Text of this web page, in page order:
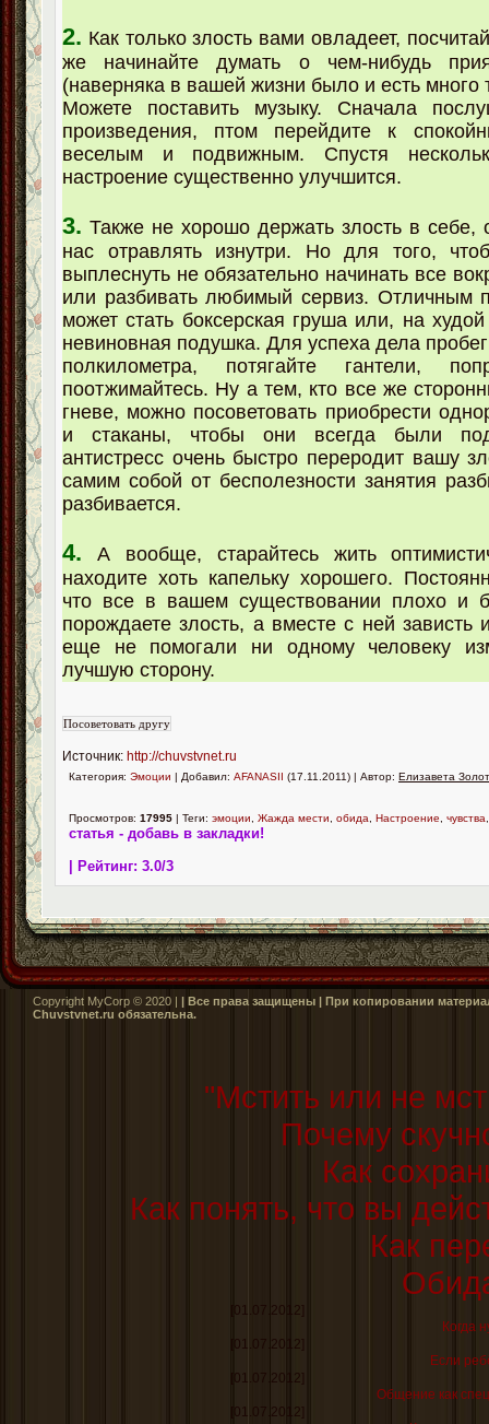
2. Как только злость вами овладеет,
же начинайте думать о чем-нибудь
(наверняка в вашей жизни было и есть много
Можете поставить музыку. Сначала
произведения, птом перейдите к
веселым и подвижным. Спустя
настроение существенно улучшится.
3. Также не хорошо держать злость в себе,
нас отравлять изнутри. Но для того,
выплеснуть не обязательно начинать все
или разбивать любимый сервиз. Отличным
может стать боксерская груша или, на
невиновная подушка. Для успеха дела
полкилометра, потягайте гантели,
поотжимайтесь. Ну а тем, кто все же
гневе, можно посоветовать приобрести
и стаканы, чтобы они всегда были
антистресс очень быстро переродит вашу
самим собой от бесполезности занятия
разбивается.
4. А вообще, старайтесь жить
находите хоть капельку хорошего.
что все в вашем существовании плохо и
порождаете злость, а вместе с ней зависть
еще не помогали ни одному человеку
лучшую сторону.
Источник: http://chuvstvnet.ru
Категория: Эмоции | Добавил: AFANASII (17.11.2011) | Автор: Елизавета
Просмотров: 17995 | Теги: эмоции Жажда мести обида Настроение чувства
статья - добавь в закладки!
| Рейтинг: 3.0/3
Copyright MyCorp © 2020 | | Все права защищены | При копировании
Сhuvstvnet.ru обязательна.
"Мстить или не
Почему
Как
Как понять, что вы
Как
[01.07.2012]
Когда
[01.07.2012]
Если
[01.07.2012]
Общение как
[01.07.2012]